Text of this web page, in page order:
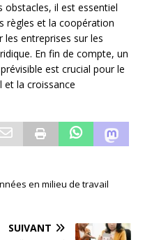
il est essentiel
règles et la coopération
les entreprises sur les
En fin de compte, un
est crucial pour le
et la croissance
en milieu de travail
SUIVANT